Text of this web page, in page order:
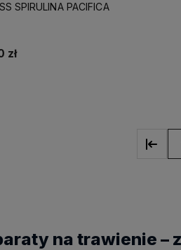
SPIRULINA PACIFICA
zł
na trawienie –